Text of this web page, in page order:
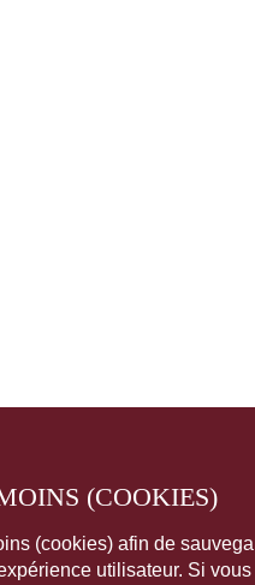
(COOKIES)
(cookies) afin de
utilisateur. Si